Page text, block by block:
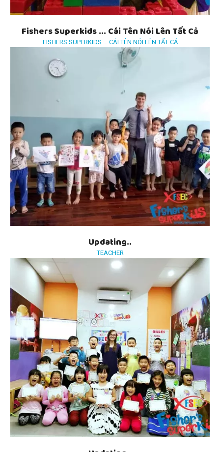
Fishers Superkids ... Cái Tên Nói Lên Tất Cả
FISHERS SUPERKIDS ... CÁI TÊN NÓI LÊN TẤT CẢ
Updating..
TEACHER